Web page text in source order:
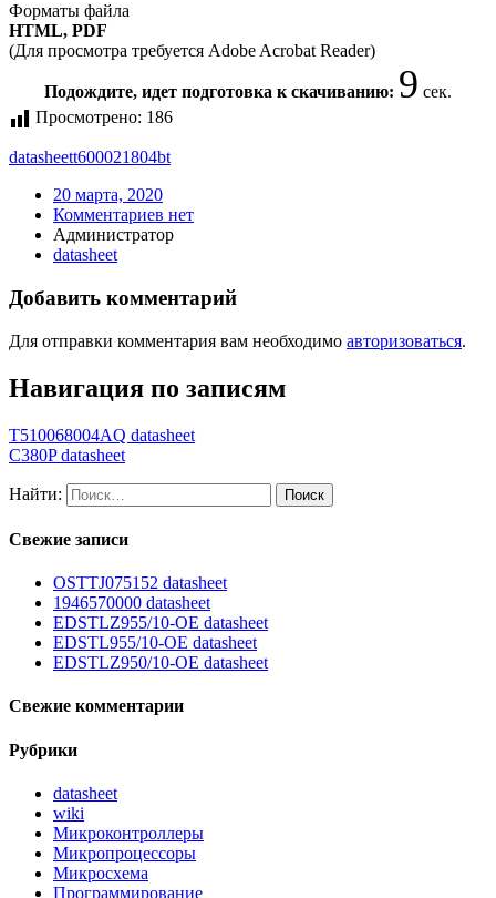
Форматы файла
HTML, PDF
(Для просмотра требуется Adobe Acrobat Reader)
Подождите, идет подготовка к скачиванию: 9 сек.
Просмотрено: 186
datasheett600021804bt
20 марта, 2020
Комментариев нет
Администратор
datasheet
Добавить комментарий
Для отправки комментария вам необходимо авторизоваться.
Навигация по записям
T510068004AQ datasheet
C380P datasheet
Найти:
Свежие записи
OSTTJ075152 datasheet
1946570000 datasheet
EDSTLZ955/10-OE datasheet
EDSTL955/10-OE datasheet
EDSTLZ950/10-OE datasheet
Свежие комментарии
Рубрики
datasheet
wiki
Микроконтроллеры
Микропроцессоры
Микросхема
Программирование